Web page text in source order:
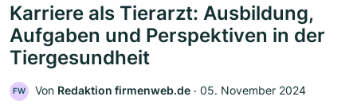
Karriere als Tierarzt: Ausbildung,
Aufgaben und Perspektiven in der
Tiergesundheit
FW Von Redaktion firmenweb.de ‧ 05. November 2024